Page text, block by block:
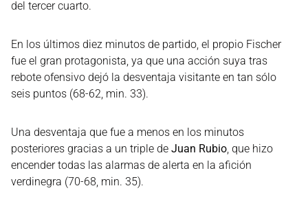
del tercer cuarto.
En los últimos diez minutos de partido, el propio Fischer
fue el gran protagonista, ya que una acción suya tras
rebote ofensivo dejó la desventaja visitante en tan sólo
seis puntos (68-62, min. 33).
Una desventaja que fue a menos en los minutos
posteriores gracias a un triple de Juan Rubio, que hizo
encender todas las alarmas de alerta en la afición
verdinegra (70-68, min. 35).